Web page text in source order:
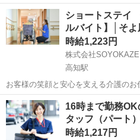
介護業務と日常生活のお世話を行う
※訪問には社用車：通常は原付バイクを
天時は軽四自動...
高知 高知市 高須駅 介護
ショートステイ
ルバイト】│そよ
時給1,223円
株式会社SOYOKAZE
高知駅
お客様の笑顔と安心を支える介護の
や身体介助（食事・入浴・排せつ・
ションの企画・実施、ご利用報告な
い業務を担当。 チームで協力しながら
高知 高知市 高知駅 介護
16時まで勤務
タッフ（パート）
時給1,217円